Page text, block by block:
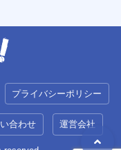
プライバシーポリシー
合わせ 運営会社